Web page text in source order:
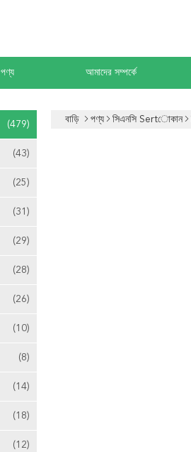
পণ্য আমাদের সম্পর্কে
(479)
(43)
(25)
(31)
(29)
(28)
(26)
(10)
(8)
(14)
(18)
(12)
বাড়ি পণ্য সিএনসি Sertোকান